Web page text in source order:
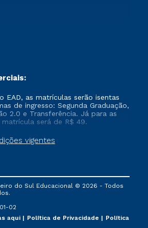
- R2
vigentes
EAD, as matrículas serão isentas
de ingresso: Segunda Graduação,
2.0 e Transferência. Já para as
será de R$ 49.
do Sul Educacional © 2026 - Todos
02
aqui
Política de Privacidade
Política